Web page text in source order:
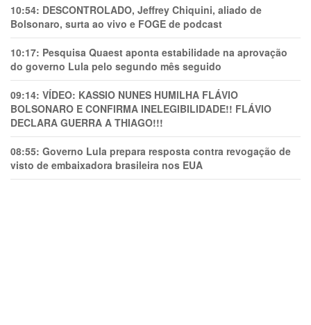
10:54: DESCONTROLADO, Jeffrey Chiquini, aliado de
Bolsonaro, surta ao vivo e FOGE de podcast
10:17: Pesquisa Quaest aponta estabilidade na aprovação
do governo Lula pelo segundo mês seguido
09:14: VÍDEO: KASSIO NUNES HUMlLHA FLÁVIO
BOLSONARO E CONFIRMA INELEGIBILIDADE!! FLÁVIO
DECLARA GUERRA A THIAGO!!!
08:55: Governo Lula prepara resposta contra revogação de
visto de embaixadora brasileira nos EUA